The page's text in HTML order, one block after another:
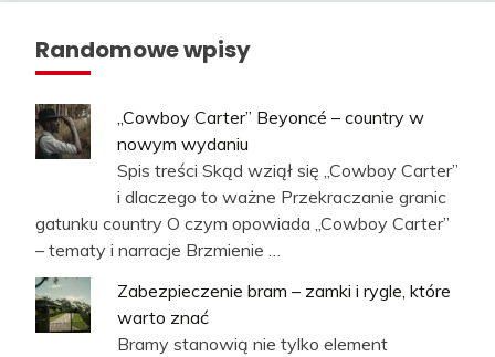
Randomowe wpisy
„Cowboy Carter” Beyoncé – country w
nowym wydaniu
Spis treści Skąd wziął się „Cowboy Carter”
i dlaczego to ważne Przekraczanie granic
gatunku country O czym opowiada „Cowboy Carter”
– tematy i narracje Brzmienie …
Zabezpieczenie bram – zamki i rygle, które
warto znać
Bramy stanowią nie tylko element